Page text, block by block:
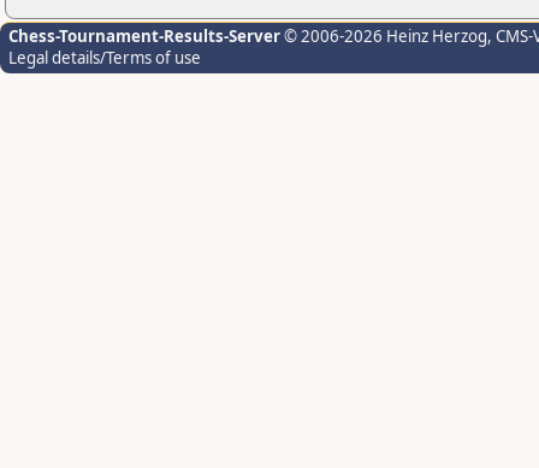
Chess-Tournament-Results-Server© 2006-2026 Heinz Herzog,
Legal details/Terms of use